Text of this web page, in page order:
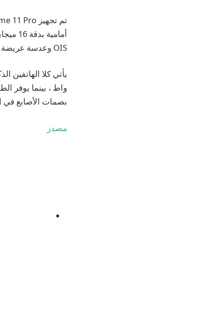
OIS وعدسة عريضة 8 ميجابكسل وكاميرا ماكرو بدقة 2 ميجابكسل وكاميرا أمامية بدقة 32 ميجابكسل.
بصمات الأصابع في
مصدر